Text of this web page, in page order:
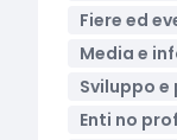
Fiere ed
Media e
Sviluppo
Enti no